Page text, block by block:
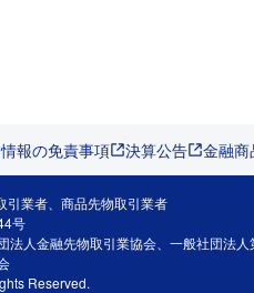
報の免責事項 決算公告 金融
引業者、商品先物取引業者
号
法人金融先物取引業協会、一般社団法
Reserved.